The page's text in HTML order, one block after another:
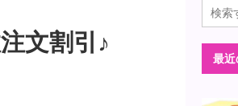
文割引♪
最近